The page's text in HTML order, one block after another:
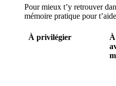
Pour mieux t’y retrouver
mémoire pratique pour
À privilégier